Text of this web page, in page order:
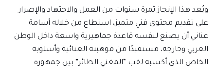
ويُعد هذا الإنجاز ثمرة سنوات من العمل والاجتهاد والإصرار
على تقديم محتوى فني متميز، استطاع من خلاله أسامة
عناني أن يصنع لنفسه قاعدة جماهيرية واسعة داخل الوطن
العربي وخارجه، مستفيدًا من موهبته الغنائية وأسلوبه
الخاص الذي أكسبه لقب “المغني الطائر” بين جمهوره